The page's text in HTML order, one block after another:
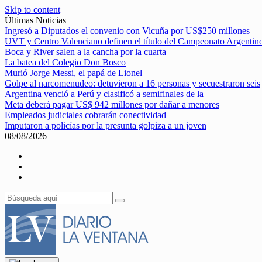
Skip to content
Últimas Noticias
Ingresó a Diputados el convenio con Vicuña por US$250 millones
UVT y Centro Valenciano definen el título del Campeonato
Boca y River salen a la cancha por la cuarta
La batea del Colegio Don Bosco
Murió Jorge Messi, el papá de Lionel
Golpe al narcomenudeo: detuvieron a 16 personas y secuestraron seis
Argentina venció a Perú y clasificó a semifinales de la
Meta deberá pagar US$ 942 millones por dañar a menores
Empleados judiciales cobrarán conectividad
Imputaron a policías por la presunta golpiza a un joven
08/08/2026